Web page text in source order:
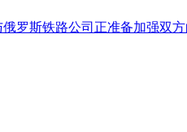
罗斯铁路公司正准备加强双方